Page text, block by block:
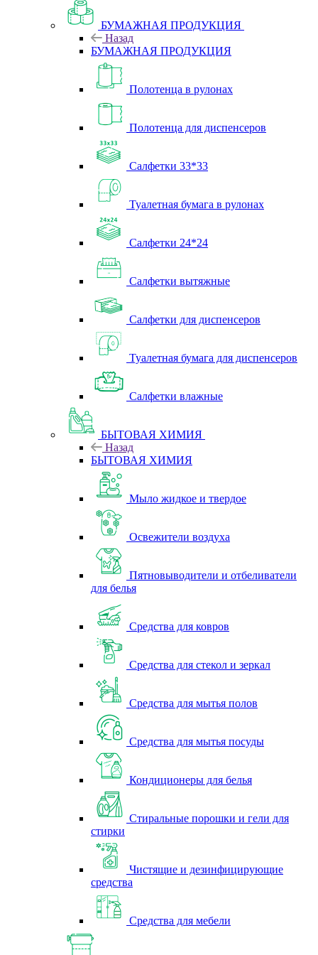
БУМАЖНАЯ ПРОДУКЦИЯ
Назад
БУМАЖНАЯ ПРОДУКЦИЯ
Полотенца в рулонах
Полотенца для диспенсеров
Салфетки 33*33
Туалетная бумага в рулонах
Салфетки 24*24
Салфетки вытяжные
Салфетки для диспенсеров
Туалетная бумага для диспенсеров
Салфетки влажные
БЫТОВАЯ ХИМИЯ
Назад
БЫТОВАЯ ХИМИЯ
Мыло жидкое и твердое
Освежители воздуха
Пятновыводители и отбеливатели
для белья
Средства для ковров
Средства для стекол и зеркал
Средства для мытья полов
Средства для мытья посуды
Кондиционеры для белья
Стиральные порошки и гели для
стирки
Чистящие и дезинфицирующие
средства
Средства для мебели